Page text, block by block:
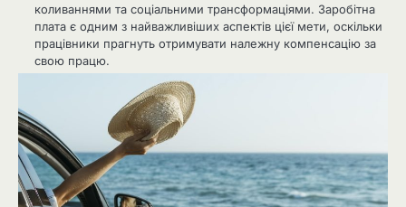
коливаннями та соціальними трансформаціями. Заробітна
плата є одним з найважливіших аспектів цієї мети, оскільки
працівники прагнуть отримувати належну компенсацію за
свою працю.